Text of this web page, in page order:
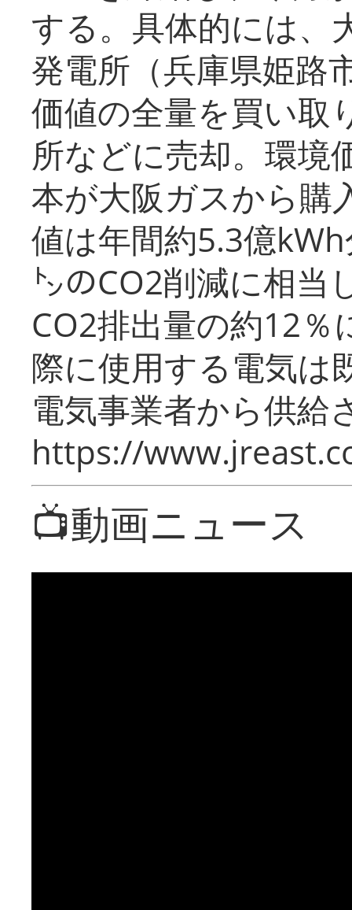
する。具体的には、
発電所（兵庫県姫路
価値の全量を買い取
所などに売却。環境
本が大阪ガスから購
値は年間約5.3億
㌧のCO2削減に相当
CO2排出量の約12％
際に使用する電気は
電気事業者から供給
https://
📺動画ニュース